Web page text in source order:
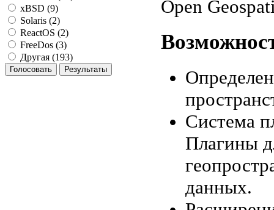
xBSD (9)
Solaris (2)
ReactOS (2)
FreeDos (3)
Другая (193)
Open
Система
Плагины
данных.